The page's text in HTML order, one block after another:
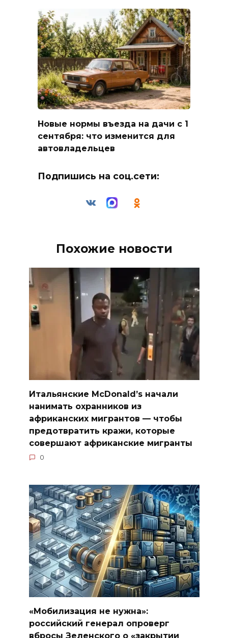
Новые нормы въезда на дачи с 1
сентября: что изменится для
автовладельцев
Подпишись на соц.сети:
Похожие новости
Итальянские McDonald’s начали
нанимать охранников из
африканских мигрантов — чтобы
предотвратить кражи, которые
совершают африканские мигранты
0
«Мобилизация не нужна»:
российский генерал опроверг
вбросы Зеленского о «закрытии